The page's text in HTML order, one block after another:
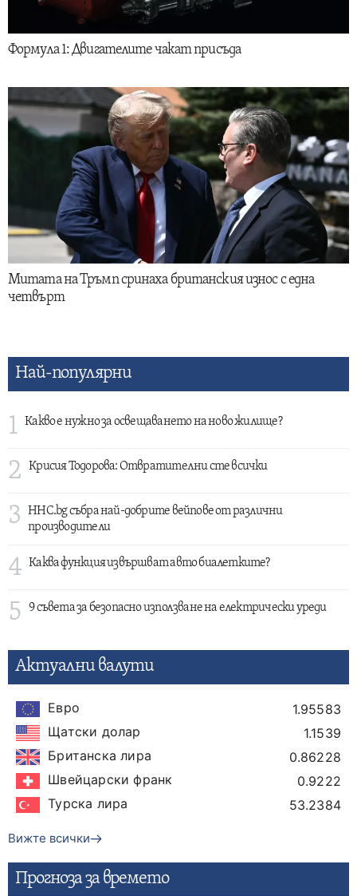
Формула 1: Двигателите чакат присъда
Митата на Тръмп сринаха британския износ с една
четвърт
Най-популярни
1 Какво е нужно за освещаването на ново жилище?
2 Крисия Тодорова: Отвратителни сте всички
3
HHC.bg събра най-добрите вейпове от различни
производители
4 Каква функция извършват авто биалетките?
5 9 съвета за безопасно използване на електрически уреди
Актуални валути
Евро
1.95583
Щатски долар
1.1539
Британска лира
0.86228
Швейцарски франк
0.9222
Турска лира
53.2384
Вижте всички
Прогнозa за времето